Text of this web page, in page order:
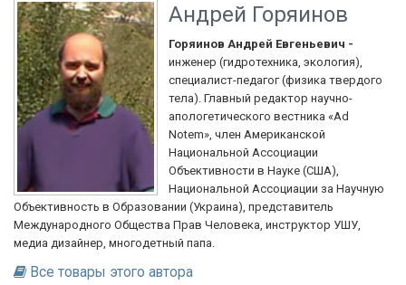
Андрей Горяинов
Горяинов Андрей Евгеньевич -
инженер (гидротехника, экология),
специалист-педагог (физика твердого
тела). Главный редактор научно-
апологетического вестника «Ad
Notem», член Американской
Национальной Ассоциации
Объективности в Науке (США),
Национальной Ассоциации за Научную
Объективность в Образовании (Украина), представитель
Международного Общества Прав Человека, инструктор УШУ,
медиа дизайнер, многодетный папа.
Все товары этого автора